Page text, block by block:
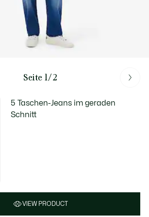
Seite 1/2
5 Taschen-Jeans im geraden
Schnitt
VIEW PRODUCT